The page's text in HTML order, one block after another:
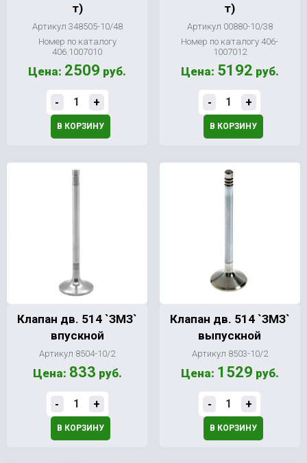
т)
Артикул 348505-10/48
Номер по каталогу
406.1007010
Цена: 2509 руб.
- +
В КОРЗИНУ
т)
Артикул 00880-10/38
Номер по каталогу 406-
1007012
Цена: 5192 руб.
- +
В КОРЗИНУ
Клапан дв. 514 `ЗМЗ`
впускной
Артикул 8504-10/2
Цена: 833 руб.
- +
В КОРЗИНУ
Клапан дв. 514 `ЗМЗ`
выпускной
Артикул 8503-10/2
Цена: 1529 руб.
- +
В КОРЗИНУ